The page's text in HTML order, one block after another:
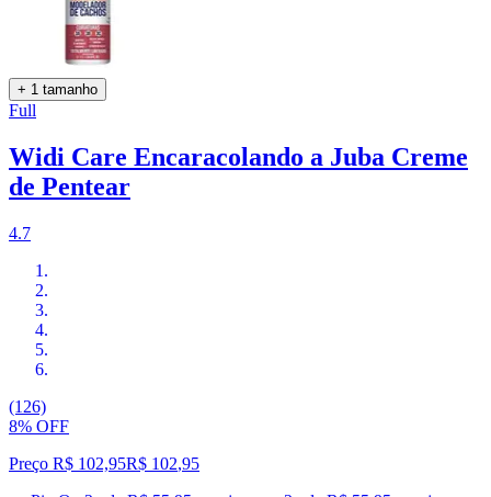
+ 1 tamanho
Full
Widi Care Encaracolando a Juba Creme
de Pentear
4.7
(126)
8% OFF
Preço R$ 102,95R$ 102,95